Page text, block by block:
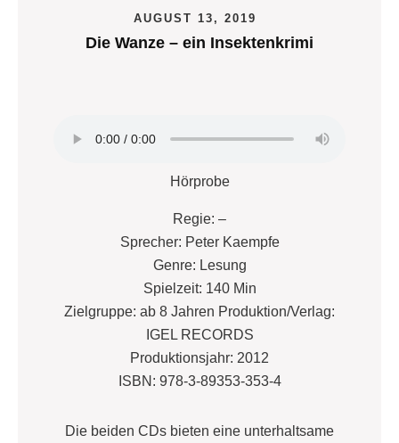
AUGUST 13, 2019
Die Wanze – ein Insektenkrimi
Hörprobe
Regie: –
Sprecher: Peter Kaempfe
Genre: Lesung
Spielzeit: 140 Min
Zielgruppe: ab 8 Jahren Produktion/Verlag:
IGEL RECORDS
Produktionsjahr: 2012
ISBN: 978-3-89353-353-4
Die beiden CDs bieten eine unterhaltsame